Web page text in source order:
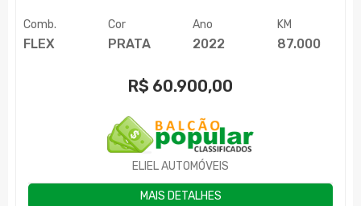
Comb.
FLEX
Cor
PRATA
Ano
2022
KM
87.000
R$ 60.900,00
ELIEL AUTOMÓVEIS
MAIS DETALHES